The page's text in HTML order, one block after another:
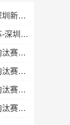
08月07日中超第22轮北京国安vs深圳新鹏城全场录像
08月07日CBA夏季联赛启东站江苏-深圳全场录像
08月04日佛山西甲足球联赛32强淘汰赛贪玩游戏VS美的薪火全场录像
08月04日佛山西甲足球联赛32强淘汰赛广东西南建设VS香港圣徒全场录像
08月04日佛山西甲足球联赛32强淘汰赛肇庆恒骏成VS三七互娱全场录像
08月04日佛山西甲足球联赛32强淘汰赛藝品高國際VS湛江狂狼·粵辉能源全场录像